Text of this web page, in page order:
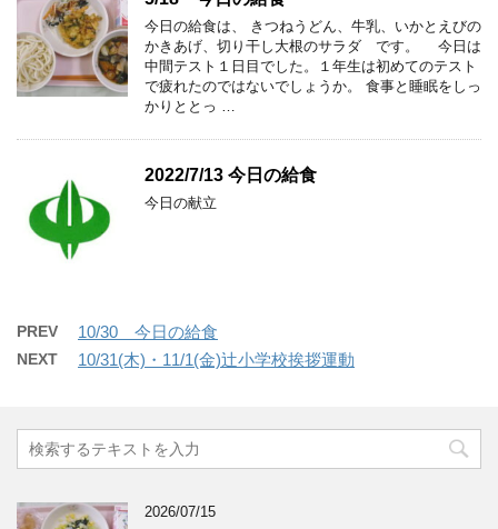
今日の給食は、 きつねうどん、牛乳、いかとえびの
かきあげ、切り干し大根のサラダ です。 今日は
中間テスト１日目でした。１年生は初めてのテスト
で疲れたのではないでしょうか。 食事と睡眠をしっ
かりととっ …
2022/7/13 今日の給食
今日の献立
PREV 10/30 今日の給食
NEXT 10/31(木)・11/1(金)辻小学校挨拶運動
2026/07/15